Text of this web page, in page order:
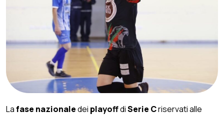
Lafase nazionaledei playoffdiSerie Criservati alle